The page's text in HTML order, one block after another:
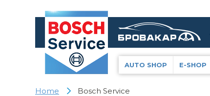
AUTO SHOP E-SHOP
Home Bosch Service